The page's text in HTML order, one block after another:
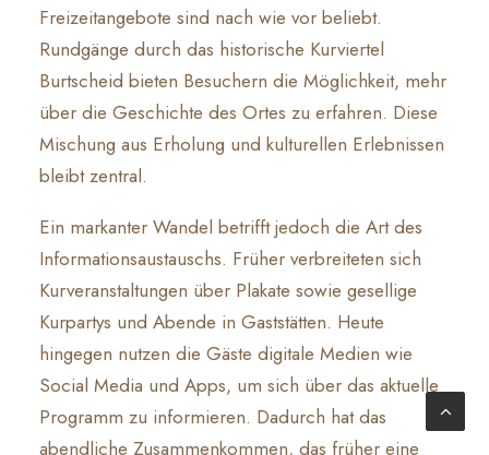
Freizeitangebote sind nach wie vor beliebt.
Rundgänge durch das historische Kurviertel
Burtscheid bieten Besuchern die Möglichkeit, mehr
über die Geschichte des Ortes zu erfahren. Diese
Mischung aus Erholung und kulturellen Erlebnissen
bleibt zentral.
Ein markanter Wandel betrifft jedoch die Art des
Informationsaustauschs. Früher verbreiteten sich
Kurveranstaltungen über Plakate sowie gesellige
Kurpartys und Abende in Gaststätten. Heute
hingegen nutzen die Gäste digitale Medien wie
Social Media und Apps, um sich über das aktuelle
Programm zu informieren. Dadurch hat das
abendliche Zusammenkommen, das früher eine